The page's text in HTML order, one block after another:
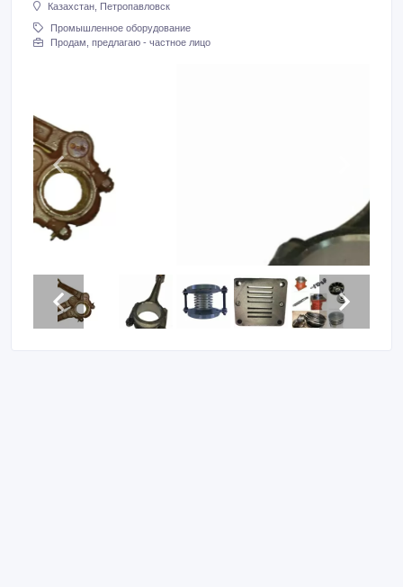
Казахстан, Петропавловск
Промышленное оборудование
Продам, предлагаю - частное лицо